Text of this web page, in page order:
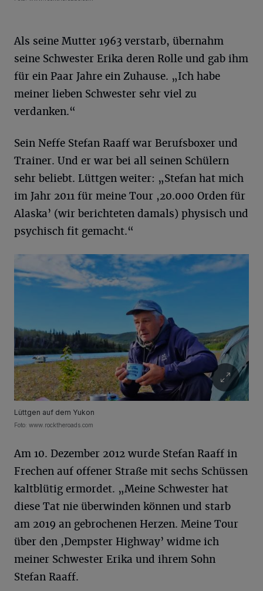
Als seine Mutter 1963 verstarb, übernahm
seine Schwester Erika deren Rolle und gab ihm
für ein Paar Jahre ein Zuhause. „Ich habe
meiner lieben Schwester sehr viel zu
verdanken.“
Sein Neffe Stefan Raaff war Berufsboxer und
Trainer. Und er war bei all seinen Schülern
sehr beliebt. Lüttgen weiter: „Stefan hat mich
im Jahr 2011 für meine Tour ,20.000 Orden für
Alaska’ (wir berichteten damals) physisch und
psychisch fit gemacht.“
Lüttgen auf dem Yukon
Foto: www.rocktheroads.com
Am 10. Dezember 2012 wurde Stefan Raaff in
Frechen auf offener Straße mit sechs Schüssen
kaltblütig ermordet. „Meine Schwester hat
diese Tat nie überwinden können und starb
am 2019 an gebrochenen Herzen. Meine Tour
über den ,Dempster Highway’ widme ich
meiner Schwester Erika und ihrem Sohn
Stefan Raaff.